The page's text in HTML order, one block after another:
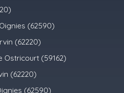
(62590)
(62220)
Ostricourt (59162)
(62220)
(62590)